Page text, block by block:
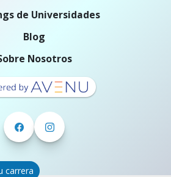
carrera
de Universidades
Blog
Nosotros